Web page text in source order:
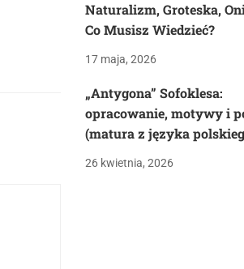
Naturalizm, Groteska,
Co Musisz Wiedzieć?
17 maja, 2026
„Antygona” Sofoklesa:
opracowanie, motywy i
(matura z języka
26 kwietnia, 2026